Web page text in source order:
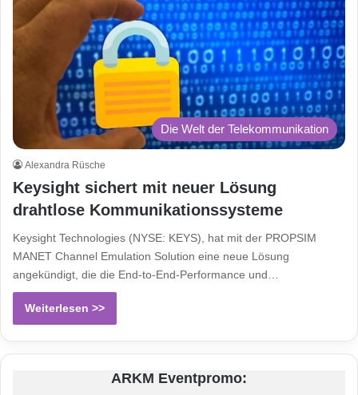
Die Welt der Telekommunikation
Alexandra Rüsche
Keysight sichert mit neuer Lösung
drahtlose Kommunikationssysteme
Keysight Technologies (NYSE: KEYS), hat mit der PROPSIM
MANET Channel Emulation Solution eine neue Lösung
angekündigt, die die End-to-End-Performance und…
Weiterlesen >>
ARKM Eventpromo: